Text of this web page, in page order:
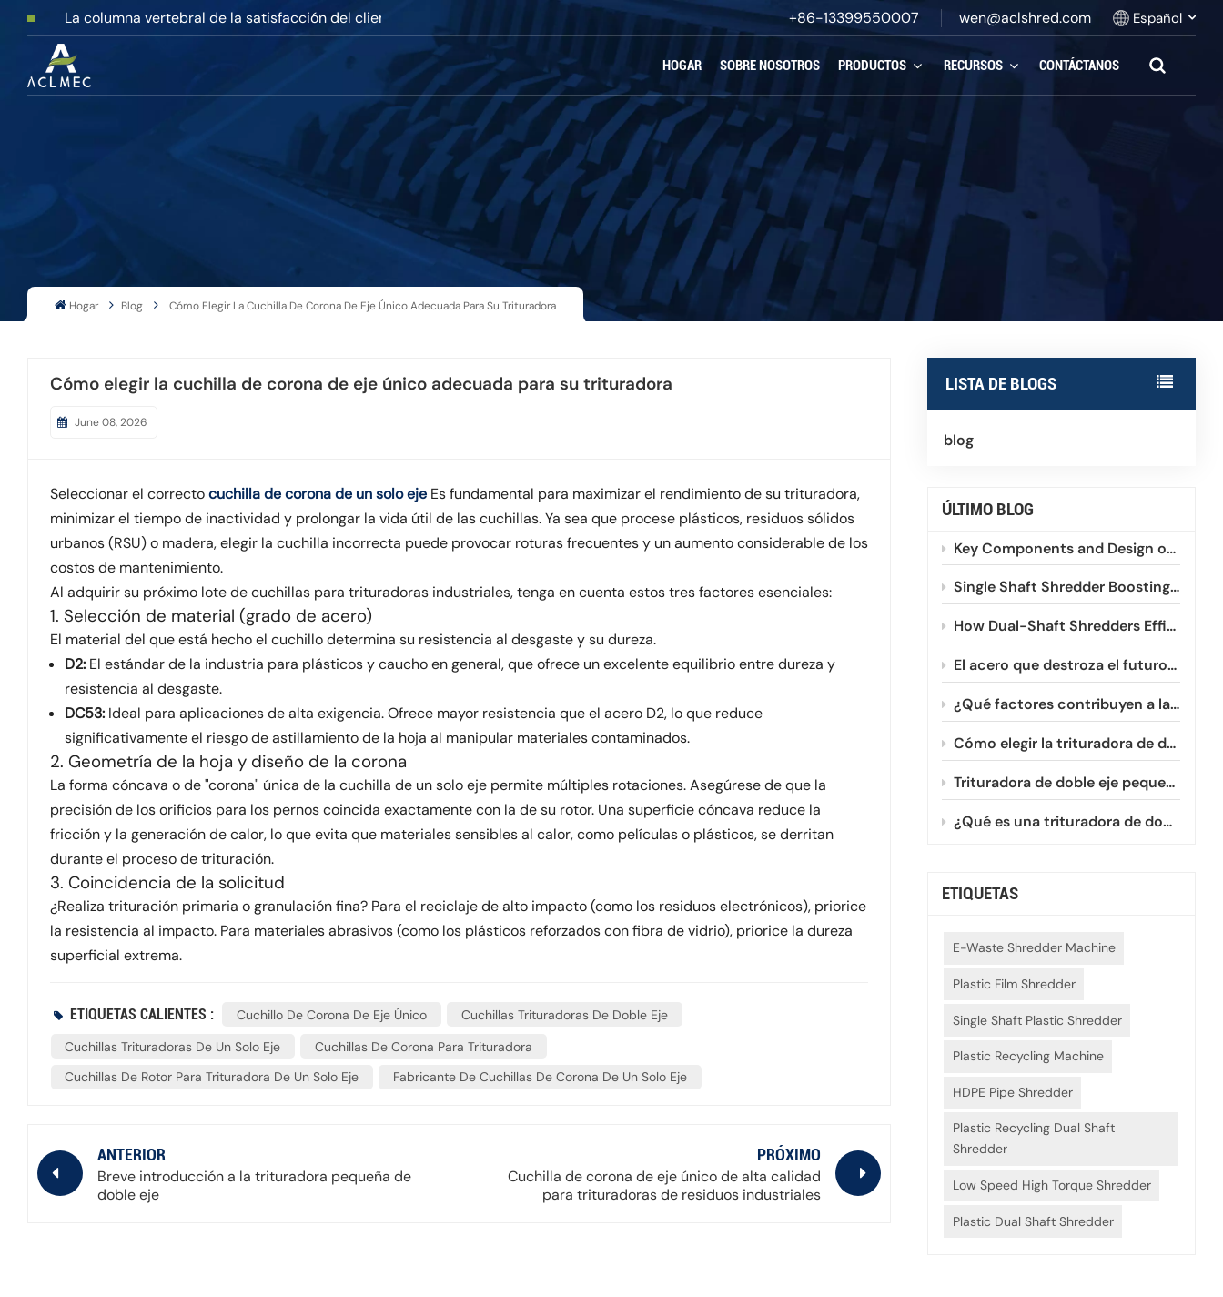
La columna vertebral de la satisfacción del cliente +86-13399550007 wen@aclshred.com Español
Español
HOGAR SOBRE NOSOTROS PRODUCTOS RECURSOS CONTÁCTANOS
Hogar Blog Cómo Elegir La Cuchilla De Corona De Eje Único Adecuada Para Su Trituradora
LISTA DE BLOGS
blog
ÚLTIMO BLOG
Key Components and Design of Single Shaft Shredder
Single Shaft Shredder Boosting HDPE and PVC Plastic Recycling
How Dual-Shaft Shredders Efficiently Process Winding Plastic Films
El acero que destroza el futuro: Un vistazo a la evolución de la metalurgia de las fresas de doble eje.
¿Qué factores contribuyen a la reducción de la vida útil de las cuchillas de las trituradoras de doble eje?
Cómo elegir la trituradora de doble eje pequeña adecuada para su negocio.
Trituradora de doble eje pequeña vs. grande: ¿Cuál necesita?
¿Qué es una trituradora de doble eje mini?
ETIQUETAS
E-Waste Shredder Machine
Plastic Film Shredder
Single Shaft Plastic Shredder
Plastic Recycling Machine
HDPE Pipe Shredder
Plastic Recycling Dual Shaft
Shredder
Low Speed High Torque Shredder
Plastic Dual Shaft Shredder
Cómo elegir la cuchilla de corona de eje único adecuada para su trituradora
June 08, 2026
Seleccionar el correctocuchilla de corona de un solo ejeEs fundamental para maximizar el rendimiento de su trituradora,
minimizar el tiempo de inactividad y prolongar la vida útil de las cuchillas. Ya sea que procese plásticos, residuos sólidos
urbanos (RSU) o madera, elegir la cuchilla incorrecta puede provocar roturas frecuentes y un aumento considerable de los
costos de mantenimiento.
Al adquirir su próximo lote de cuchillas para trituradoras industriales, tenga en cuenta estos tres factores esenciales:
1. Selección de material (grado de acero)
El material del que está hecho el cuchillo determina su resistencia al desgaste y su dureza.
D2:El estándar de la industria para plásticos y caucho en general, que ofrece un excelente equilibrio entre dureza y
resistencia al desgaste.
DC53:Ideal para aplicaciones de alta exigencia. Ofrece mayor resistencia que el acero D2, lo que reduce
significativamente el riesgo de astillamiento de la hoja al manipular materiales contaminados.
2. Geometría de la hoja y diseño de la corona
La forma cóncava o de "corona" única de la cuchilla de un solo eje permite múltiples rotaciones. Asegúrese de que la
precisión de los orificios para los pernos coincida exactamente con la de su rotor. Una superficie cóncava reduce la
fricción y la generación de calor, lo que evita que materiales sensibles al calor, como películas o plásticos, se derritan
durante el proceso de trituración.
3. Coincidencia de la solicitud
¿Realiza trituración primaria o granulación fina? Para el reciclaje de alto impacto (como los residuos electrónicos), priorice
la resistencia al impacto. Para materiales abrasivos (como los plásticos reforzados con fibra de vidrio), priorice la dureza
superficial extrema.
ETIQUETAS CALIENTES : Cuchillo De Corona De Eje Único
Cuchillas Trituradoras De Doble Eje
Cuchillas Trituradoras De Un Solo Eje
Cuchillas De Corona Para Trituradora
Cuchillas De Rotor Para Trituradora De Un Solo Eje
Fabricante De Cuchillas De Corona De Un Solo Eje
ANTERIOR
Breve introducción a la trituradora pequeña de
doble eje
PRÓXIMO
Cuchilla de corona de eje único de alta calidad
para trituradoras de residuos industriales